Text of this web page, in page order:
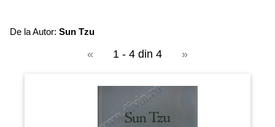
De la Autor: Sun Tzu
« 1 - 4 din 4 »